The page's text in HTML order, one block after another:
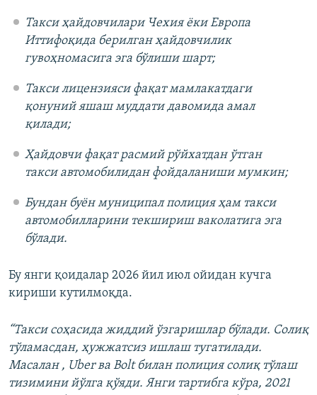
Такси ҳайдовчилари Чехия ёки Европа
Иттифоқида берилган ҳайдовчилик
гувоҳномасига эга бўлиши шарт;
Такси лицензияси фақат мамлакатдаги
қонуний яшаш муддати давомида амал
қилади;
Ҳайдовчи фақат расмий рўйхатдан ўтган
такси автомобилидан фойдаланиши мумкин;
Бундан буён муниципал полиция ҳам такси
автомобилларини текшириш ваколатига эга
бўлади.
Бу янги қоидалар 2026 йил июл ойидан кучга
кириши кутилмоқда.
“Такси соҳасида жиддий ўзгаришлар бўлади. Солиқ
тўламасдан, ҳужжатсиз ишлаш тугатилади.
Масалан , Uber ва Bolt билан полиция солиқ тўлаш
тизимини йўлга қўяди. Янги тартибга кўра, 2021